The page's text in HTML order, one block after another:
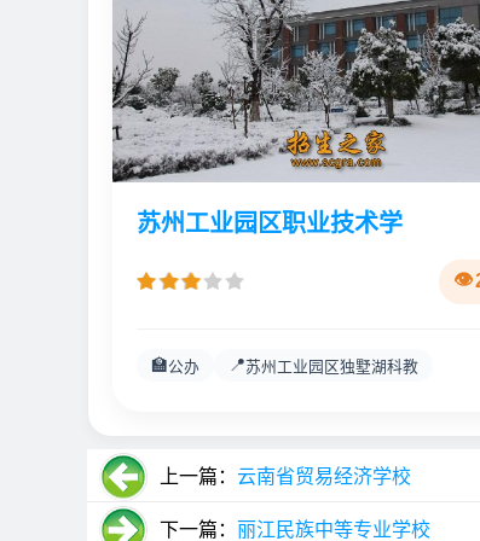
苏州工业园区职业技术学
🏫公办 📍苏州工业园区独墅湖科教
上一篇： 云南省贸易经济学校
下一篇： 丽江民族中等专业学校